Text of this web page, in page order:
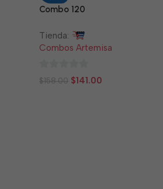
Combo 120
Tienda:
Combos Artemisa
0
$158.00 $141.00